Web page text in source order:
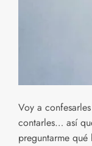
Voy a
contarles… así
preguntarme